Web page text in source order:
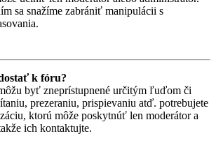
sa snažíme zabrániť manipulácii s
k fóru?
byť zneprístupnené určitým ľuďom či
prezeraniu, prispievaniu atď. potrebujete
ktorú môže poskytnúť len moderátor a
ich kontaktujte.